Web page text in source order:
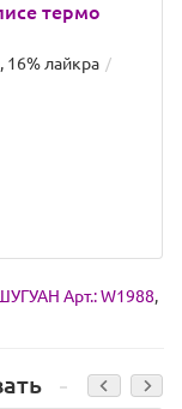
термо
16% лайкра
Арт.: W1988,